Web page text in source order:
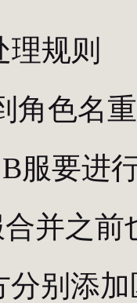
规则
角色名
服要进
合并之
别添加